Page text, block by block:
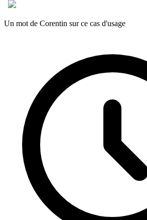
Un mot de Corentin sur ce cas d'usage